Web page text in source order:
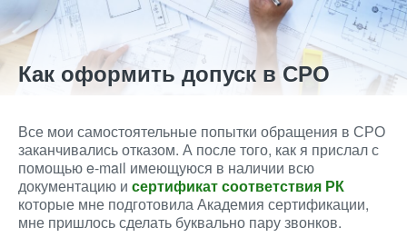
Как оформить допуск в СРО
Все мои самостоятельные попытки обращения в СРО
заканчивались отказом. А после того, как я прислал с
помощью e-mail имеющуюся в наличии всю
документацию и сертификат соответствия РК
которые мне подготовила Академия сертификации,
мне пришлось сделать буквально пару звонков.